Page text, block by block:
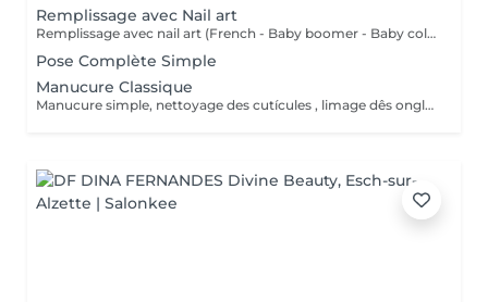
Remplissage avec Nail art
Remplissage avec nail art (French - Baby boomer - Baby coleur )
Pose Complète Simple
Manucure Classique
Manucure simple, nettoyage des cutícules , limage dês ongles te top coat.